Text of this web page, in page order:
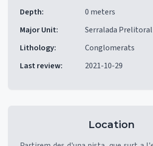
Depth:
0 meters
Major Unit:
Serralada Prelitoral
Lithology:
Conglomerats
Last review: 2021-10-29
Location